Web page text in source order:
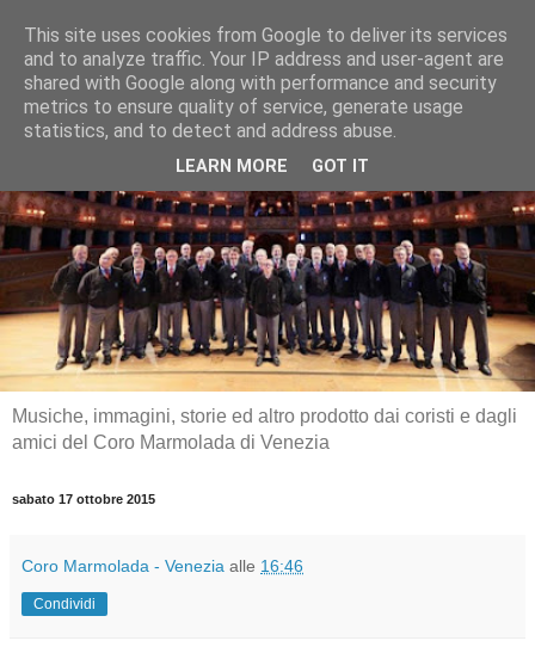
Musiche, immagini, storie ed altro prodotto dai coristi e dagli
amici del Coro Marmolada di Venezia
sabato 17 ottobre 2015
Coro Marmolada - Venezia alle 16:46
Condividi
This site uses cookies from Google to deliver its services
and to analyze traffic. Your IP address and user-agent are
shared with Google along with performance and security
metrics to ensure quality of service, generate usage
statistics, and to detect and address abuse.
LEARN MORE GOT IT